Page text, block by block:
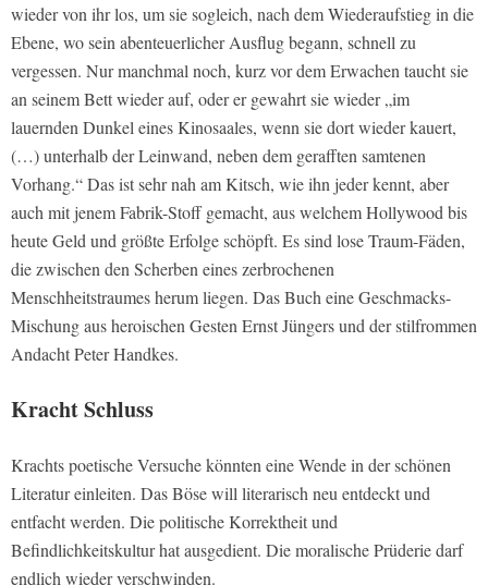
wieder von ihr los, um sie sogleich, nach dem Wiederaufstieg in die
Ebene, wo sein abenteuerlicher Ausflug begann, schnell zu
vergessen. Nur manchmal noch, kurz vor dem Erwachen taucht sie
an seinem Bett wieder auf, oder er gewahrt sie wieder „im
lauernden Dunkel eines Kinosaales, wenn sie dort wieder kauert,
(…) unterhalb der Leinwand, neben dem gerafften samtenen
Vorhang.“ Das ist sehr nah am Kitsch, wie ihn jeder kennt, aber
auch mit jenem Fabrik-Stoff gemacht, aus welchem Hollywood bis
heute Geld und größte Erfolge schöpft. Es sind lose Traum-Fäden,
die zwischen den Scherben eines zerbrochenen
Menschheitstraumes herum liegen. Das Buch eine Geschmacks-
Mischung aus heroischen Gesten Ernst Jüngers und der stilfrommen
Andacht Peter Handkes.
Kracht Schluss
Krachts poetische Versuche könnten eine Wende in der schönen
Literatur einleiten. Das Böse will literarisch neu entdeckt und
entfacht werden. Die politische Korrektheit und
Befindlichkeitskultur hat ausgedient. Die moralische Prüderie darf
endlich wieder verschwinden.